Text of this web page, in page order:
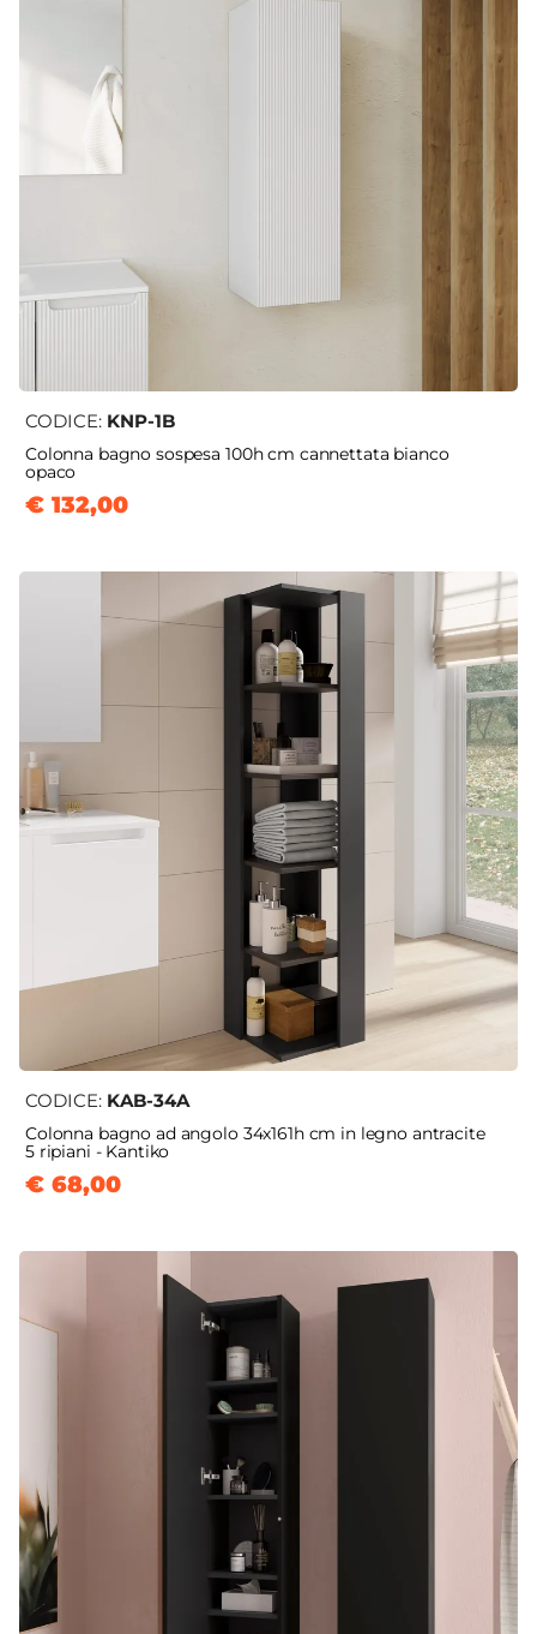
CODICE: KNP-1B
Colonna bagno sospesa 100h cm cannettata bianco
opaco
€ 132,00
CODICE: KAB-34A
Colonna bagno ad angolo 34x161h cm in legno antracite
5 ripiani - Kantiko
€ 68,00